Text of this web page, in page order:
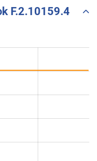
F.2.10159.4